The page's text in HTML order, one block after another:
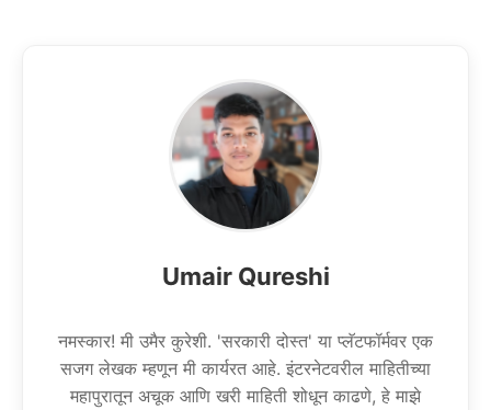
Umair Qureshi
नमस्कार! मी उमैर कुरेशी. 'सरकारी दोस्त' या प्लॅटफॉर्मवर एक
सजग लेखक म्हणून मी कार्यरत आहे. इंटरनेटवरील माहितीच्या
महापुरातून अचूक आणि खरी माहिती शोधून काढणे, हे माझे